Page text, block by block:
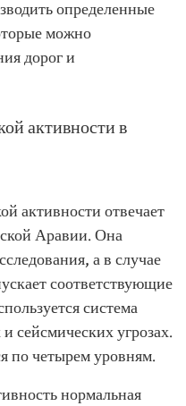
определенные
можно
дорог и
активности в
активности отвечает
Аравии. Она
а в случае
соответствующие
система
сейсмических угрозах.
по четырем уровням.
нормальная